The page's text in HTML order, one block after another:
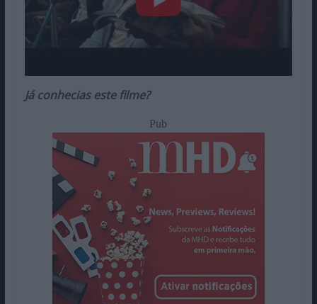
Já conhecias este filme?
Pub